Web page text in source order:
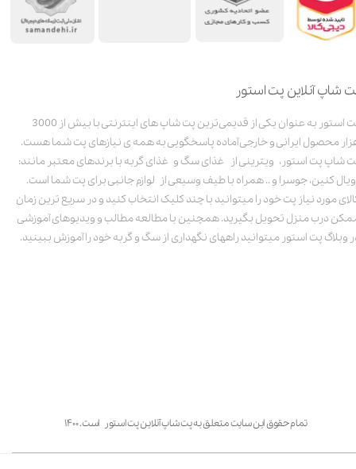
شاپ آنلاین پت استور
پت استور به عنوان یکی از قدیمی‌ترین پت شاپ های اینترنتی با بیش از 3000
محصول ایرانی و خارجی آماده پاسخگویی به همه ی نیازهای پت شما هست.
شاپ پت استور، ویترینی از غذای سگ و غذای گربه با برندهای معتبر مانند:
کنین، جوسرا و .. همراه با طیف وسیعی از لوازم جانبی برای پت شما است.
مورد نیاز پت خود را میتوانید با چند کلیک انتخاب کنید و در سریع ترین زمان
درب منزل تحویل بگیرید. همچنین با مطالعه مطالب و ویدیوهای آموزشی
وبلاگ پت استور میتوانید راههای نگهداری از سگ و گربه خود را آموزش ببینید.
تمام حقوق این سایت متعلق به پت شاپ آنلاین پت استور است. ۱۴۰۰